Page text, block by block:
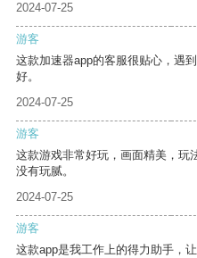
2024-07-25
游客
这款加速器app的客服很贴心，遇
好。
2024-07-25
游客
这款游戏非常好玩，画面精美，玩
没有玩腻。
2024-07-25
游客
这款app是我工作上的得力助手，